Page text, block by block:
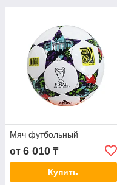
Мяч футбольный
от 6 010 ₸
Купить